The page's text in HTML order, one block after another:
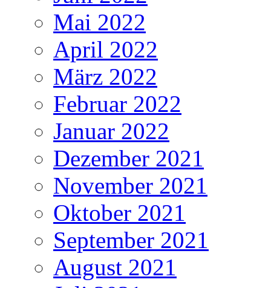
Mai 2022
April 2022
März 2022
Februar 2022
Januar 2022
Dezember 2021
November 2021
Oktober 2021
September 2021
August 2021